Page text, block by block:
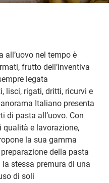
all’uovo nel tempo è
frutto dell’inventiva
legata
lisci, rigati, dritti, ricurvi e
Italiano presenta
di pasta all’uovo. Con
e lavorazione,
la sua gamma
della pasta
la stessa premura di una
di soli